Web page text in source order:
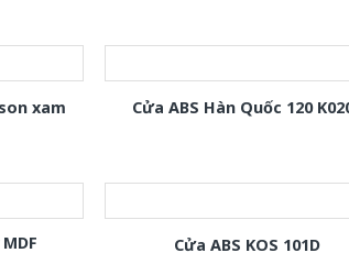
xam Cửa ABS Hàn Quốc 120
Cửa ABS KOS 101D